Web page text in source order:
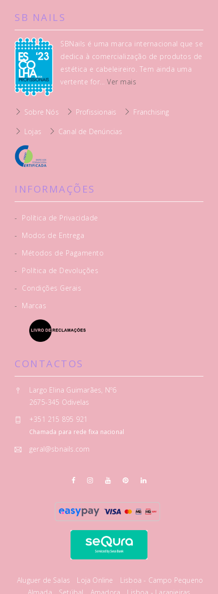
SB NAILS
SBNails é uma marca internacional que se
dedica à comercialização de produtos de
estética e cabeleireiro. Tem ainda uma
vertente for...Ver mais
Sobre Nós Profissionais Franchising
Lojas Canal de Denúncias
INFORMAÇÕES
-
Política de Privacidade
-
Modos de Entrega
-
Métodos de Pagamento
-
Política de Devoluções
-
Condições Gerais
-
Marcas
CONTACTOS
Largo Elina Guimarães, Nº6
2675-345 Odivelas
+351 215 895 921
Chamada para rede fixa nacional
geral@sbnails.com
Aluguer de Salas Loja Online
Lisboa - Campo Pequeno